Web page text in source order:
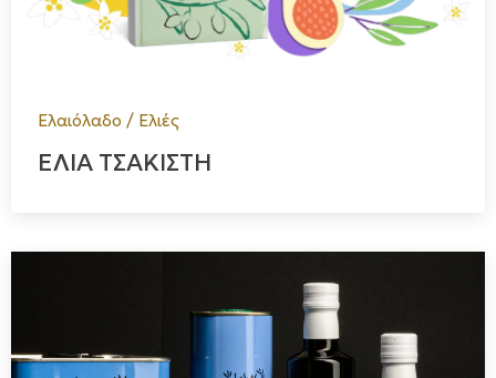
Ελαιόλαδο / Ελιές
ΕΛΙΑ ΤΣΑΚΙΣΤΗ